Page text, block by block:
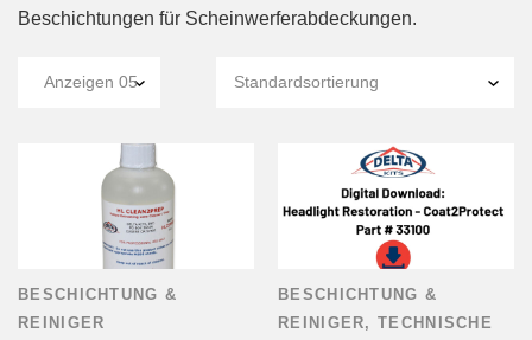
Beschichtungen für Scheinwerferabdeckungen.
BESCHICHTUNG &
REINIGER
BESCHICHTUNG &
REINIGER,TECHNISCHE